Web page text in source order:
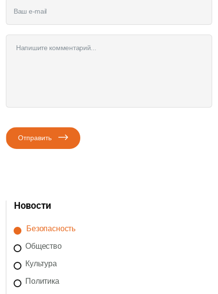
Отправить
Новости
Безопасность
Общество
Культура
Политика